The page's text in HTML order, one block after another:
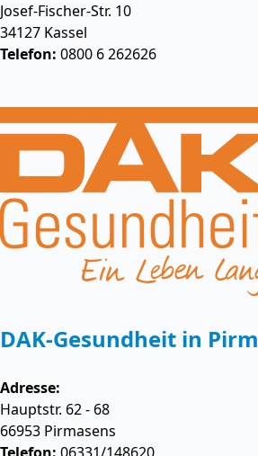
Josef-Fischer-Str. 10
34127 Kassel
Telefon: 0800 6 262626
DAK-Gesundheit in
Adresse:
Hauptstr. 62 - 68
66953 Pirmasens